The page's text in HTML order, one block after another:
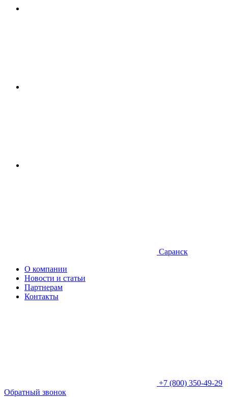
Саранск
О компании
Новости и статьи
Партнерам
Контакты
+7 (800) 350-49-29
Обратный звонок